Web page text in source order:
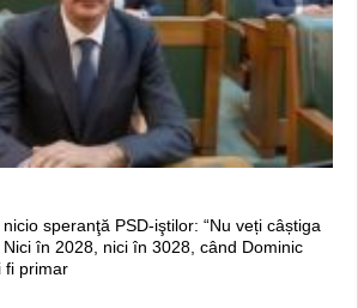
speranţă PSD-iştilor: “Nu veți câștiga
în 2028, nici în 3028, când Dominic
fi primar